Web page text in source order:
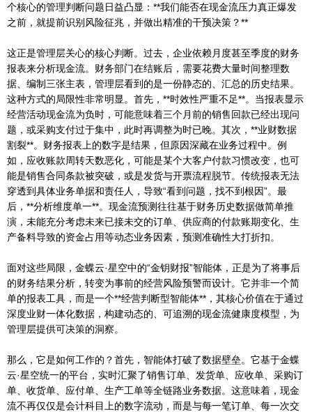
个核心的管理判断问题日益凸显：**我们能否在现金流压力真正爆发
之前，就提前识别风险征兆，并做出精准的干预决策？**
这正是管理层关心的核心判断。过去，企业依赖月度甚至季度的财务
报表来分析现金流。财务部门在结账后，需要花费大量时间整理数
据、编制三张主表，管理层看到的是一份静态的、汇总的历史结果。
这种方式的局限性非常明显。首先，**时效性严重不足**。当报表显示
经营活动现金流为负时，可能意味着三个月前的销售回款已经出现问
题，或采购支付过于集中，此时再调整为时已晚。其次，**业财数据
割裂**。财务报表上的数字是结果，但原因深藏在业务过程中。例
如，应收账款周转天数恶化，可能是某个大客户付款习惯改变，也可
能是销售合同条款被突破，或是发货与开票流程脱节。传统报表无法
穿透到具体业务单据和责任人，导致“看到问题，找不到根因”。最
后，**分析维度单一**。现金流预测往往基于财务历史数据做简单推
演，未能充分考虑未来已接未交的订单、供应商的付款账期变化、生
产备料导致的资金占用等动态业务因素，预测准确性大打折扣。
面对这些局限，金蝶云·星空中的“金钥财报”智能体，正是为了将事后
的财务结果分析，转变为事前的经营风险预警而设计。它并非一个简
单的报表工具，而是一个**经营判断型智能体**，其核心价值在于通过
深度业财一体化数据，构建动态的、可追溯的现金流健康度模型，为
管理层提供可决策的洞察。
那么，它是如何工作的？首先，智能体打破了数据壁垒。它基于金蝶
云·星空统一的平台，实时汇聚了销售订单、发货单、应收单、采购订
单、收货单、应付单、生产工单等全链路业务数据。这意味着，现金
流不再仅仅是会计科目上的数字流动，而是与每一笔订单、每一次交